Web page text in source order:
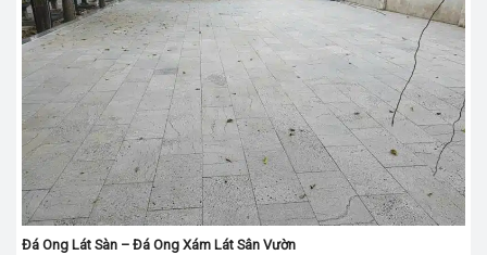
Đá Ong Lát Sàn – Đá Ong Xám Lát Sân Vườn